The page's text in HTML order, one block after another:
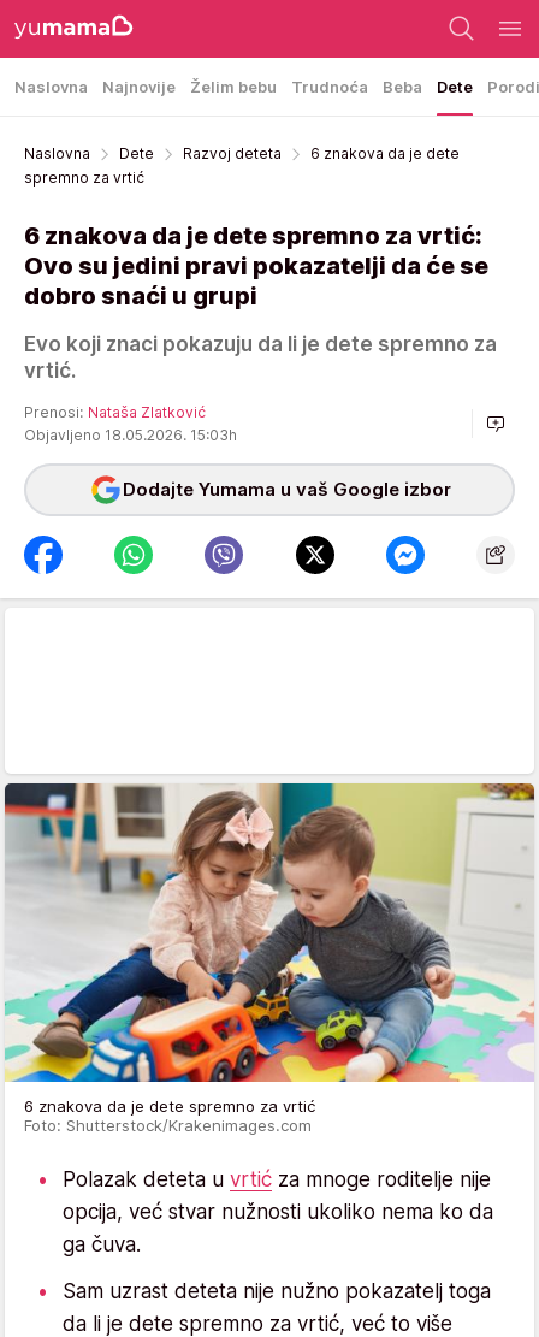
Naslovna Najnovije Želim bebu Trudnoća Beba Dete
Naslovna Dete Razvoj deteta
6 znakova da je dete
spremno za vrtić
6 znakova da je dete spremno za vrtić:
Ovo su jedini pravi pokazatelji da će se
dobro snaći u grupi
Evo koji znaci pokazuju da li je dete spremno za
vrtić.
Prenosi: Nataša Zlatković
Objavljeno 18.05.2026. 15:03h
Dodajte Yumama u vaš Google izbor
6 znakova da je dete spremno za vrtić
Foto: Shutterstock/Krakenimages.com
Polazak deteta u vrtić za mnoge roditelje nije
opcija, već stvar nužnosti ukoliko nema ko da
ga čuva.
Sam uzrast deteta nije nužno pokazatelj toga
da li je dete spremno za vrtić, već to više